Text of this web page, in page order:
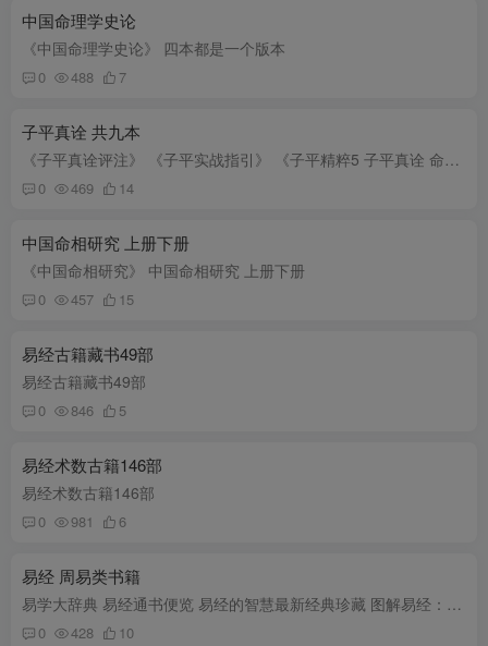
中国命理学史论
《中国命理学史论》 四本都是一个版本
0 488 7
子平真诠 共九本
《子平真诠评注》 《子平实战指引》 《子平精粹5 子平真诠 命理约言》 《子平精粹3 命理秘本 穷通宝鉴》 《子平精荐2 秘授 滴天髓阐微》 《子平精粹1 五行大义 渊海子平》 《子平粹言》 《中国...
0 469 14
中国命相研究 上册下册
《中国命相研究》 中国命相研究 上册下册
0 457 15
易经古籍藏书49部
易经古籍藏书49部
0 846 5
易经术数古籍146部
易经术数古籍146部
0 981 6
易经 周易类书籍
易学大辞典 易经通书便览 易经的智慧最新经典珍藏 图解易经：一本终于可以读懂的易经(祖行菩，陕西师范大学出版社) 图解易经：读懂中国文化第一书白话图解速断版 《周易》八卦图解 《焦氏易林》...
0 428 10